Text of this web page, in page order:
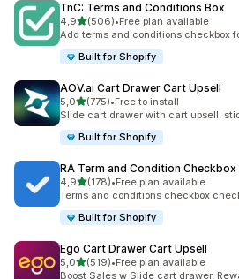
TnC: Terms and Conditions Box
4,9/ 5 tähteä
(506)
506 arvostelua yhteensä
•Free plan available
Add terms and conditions checkbox
Built for Shopify
AOV.ai Cart Drawer Cart Upsell
5,0/ 5 tähteä
(775)
775 arvostelua yhteensä
•Free to install
Slide cart drawer with cart upsell,
Built for Shopify
RA Term and Condition Checkbox
4,9/ 5 tähteä
(178)
178 arvostelua yhteensä
•Free plan available
Terms and conditions checkbox
Built for Shopify
Ego Cart Drawer Cart Upsell
5,0/ 5 tähteä
(519)
519 arvostelua yhteensä
•Free plan available
Boost Sales w Slide cart drawer,